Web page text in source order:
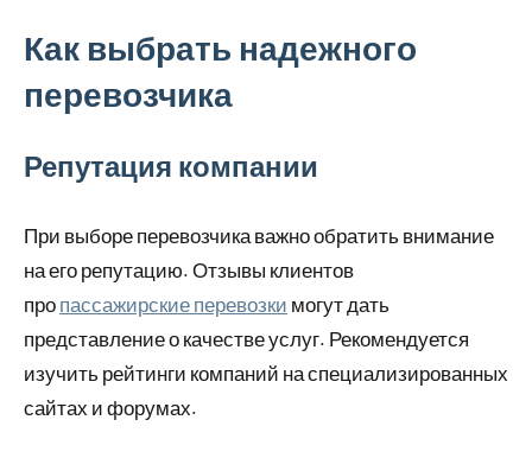
Как выбрать надежного
перевозчика
Репутация компании
При выборе перевозчика важно обратить внимание
на его репутацию. Отзывы клиентов
про пассажирские перевозки могут дать
представление о качестве услуг. Рекомендуется
изучить рейтинги компаний на специализированных
сайтах и форумах.